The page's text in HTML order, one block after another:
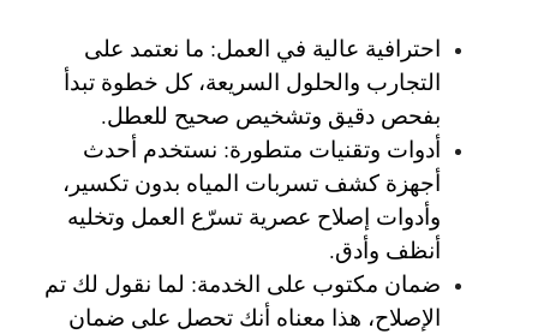
احترافية عالية في العمل: ما نعتمد على
التجارب والحلول السريعة، كل خطوة تبدأ
بفحص دقيق وتشخيص صحيح للعطل.
أدوات وتقنيات متطورة: نستخدم أحدث
أجهزة كشف تسربات المياه بدون تكسير،
وأدوات إصلاح عصرية تسرّع العمل وتخليه
أنظف وأدق.
ضمان مكتوب على الخدمة: لما نقول لك تم
الإصلاح، هذا معناه أنك تحصل على ضمان